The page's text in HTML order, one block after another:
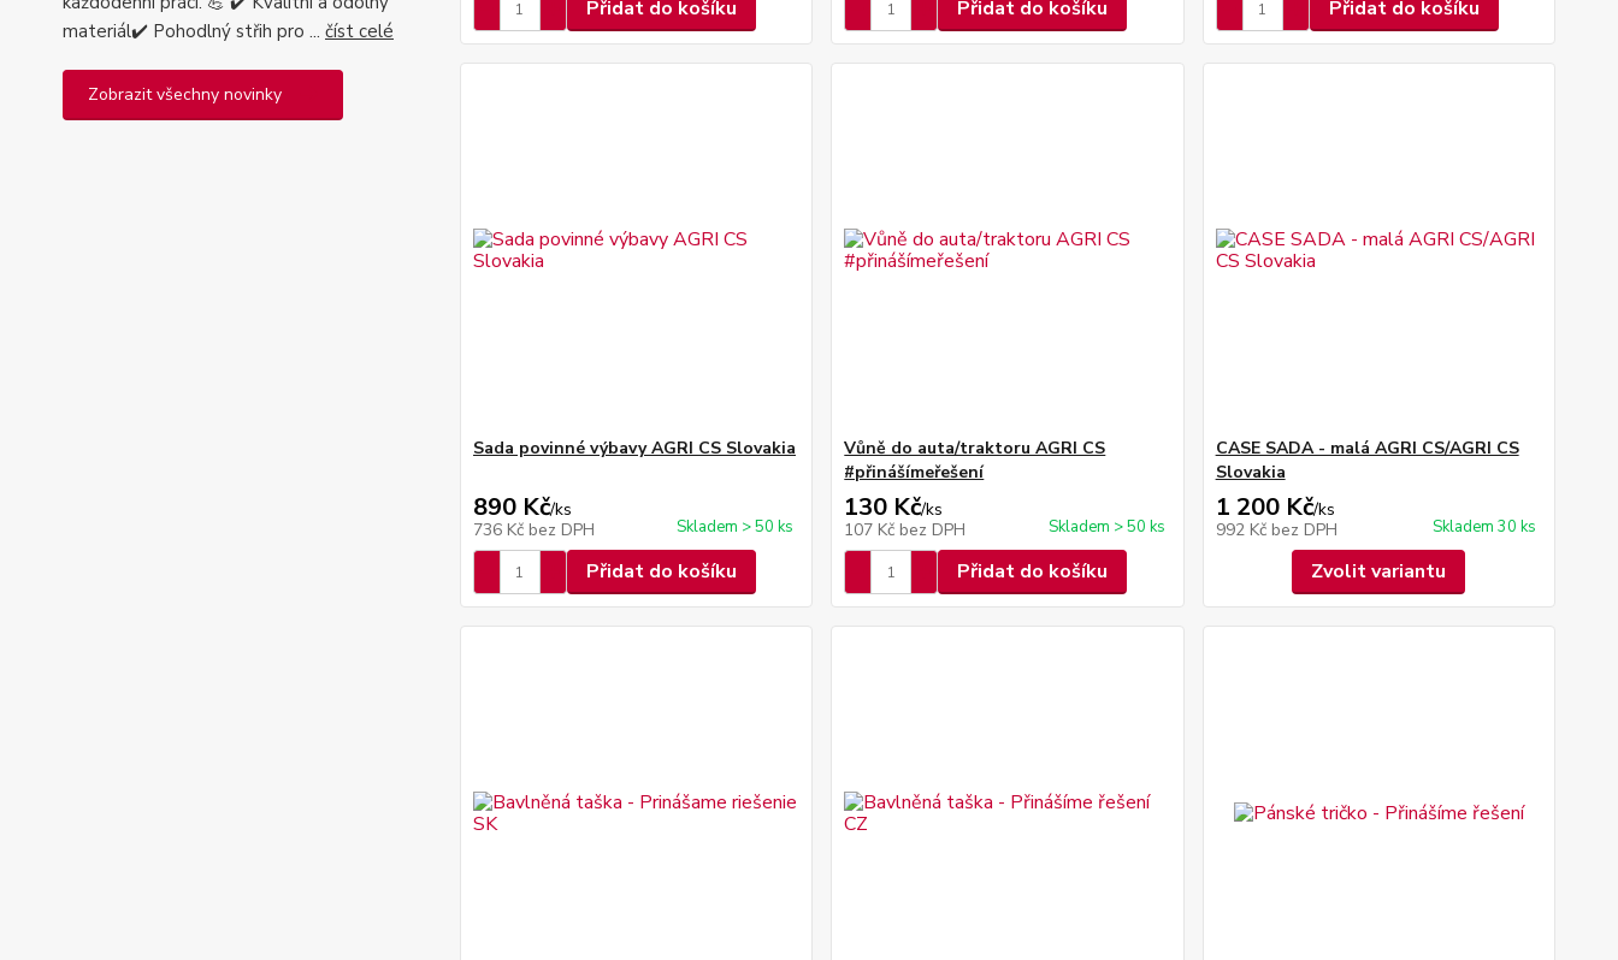
materiál✔️ Pohodlný střih pro ... číst celé
Zobrazit všechny novinky
Přidat do košíku Přidat do košíku Přidat do košíku
Sada povinné výbavy AGRI CS Slovakia
890 Kč/ks
736 Kč bez DPH Skladem > 50 ks
Přidat do košíku
Vůně do auta/traktoru AGRI CS
#přinášímeřešení
130 Kč/ks
107 Kč bez DPH Skladem > 50 ks
Přidat do košíku
CASE SADA - malá AGRI CS/AGRI CS
Slovakia
1 200 Kč/ks
992 Kč bez DPH Skladem 30 ks
Zvolit variantu